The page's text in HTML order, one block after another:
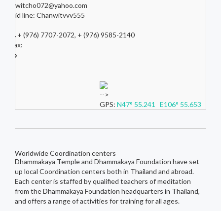
witcho072@yahoo.com
id line: Chanwitvvv555
+ (976) 7707-2072, + (976) 9585-2140
Fax:
-->
GPS: N47° 55.241 E106° 55.653
Worldwide Coordination centers
Dhammakaya Temple and Dhammakaya Foundation have set
up local Coordination centers both in Thailand and abroad.
Each center is staffed by qualified teachers of meditation
from the Dhammakaya Foundation headquarters in Thailand,
and offers a range of activities for training for all ages.